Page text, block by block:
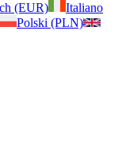
(EUR)
Italiano
Polski (PLN)